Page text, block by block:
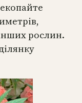
рослин.